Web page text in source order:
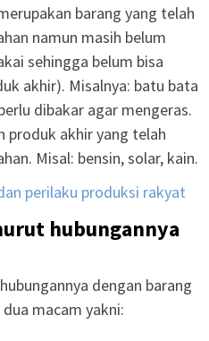
barang yang telah
namun masih belum
sehingga belum bisa
akhir). Misalnya: batu bata
dibakar agar mengeras.
produk akhir yang telah
Misal: bensin, solar, kain.
perilaku produksi rakyat
hubungannya
dengan barang
macam yakni: